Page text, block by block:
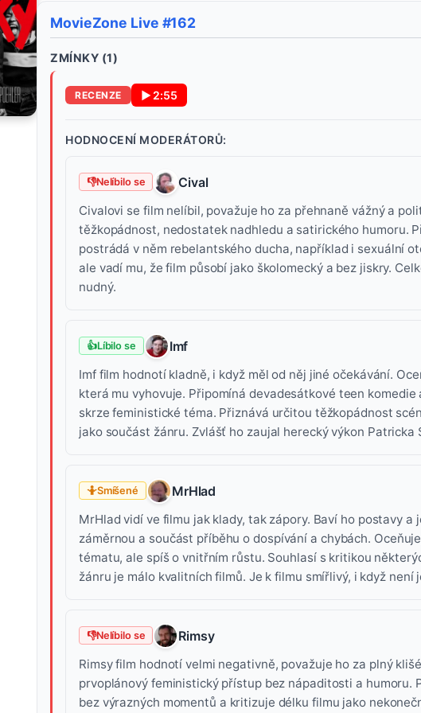
MovieZone Live #162
ZMÍNKY (1)
RECENZE ▶ 2:55
HODNOCENÍ MODERÁTORŮ:
👎Nelíbilo se Cival
Civalovi se film nelíbil, považuje ho za přehnaně vážný a
těžkopádnost, nedostatek nadhledu a satirického humoru.
postrádá v něm rebelantského ducha, například i sexuální
ale vadí mu, že film působí jako školomecký a bez jiskry.
nudný.
👍Líbilo se Imf
Imf film hodnotí kladně, i když měl od něj jiné očekávání.
která mu vyhovuje. Připomíná devadesátkové teen
skrze feministické téma. Přiznává určitou těžkopádnost
jako součást žánru. Zvlášť ho zaujal herecký výkon Patricka
🤷Smíšené MrHlad
MrHlad vidí ve filmu jak klady, tak zápory. Baví ho postavy
záměrnou a součást příběhu o dospívání a chybách.
tématu, ale spíš o vnitřním růstu. Souhlasí s kritikou
žánru je málo kvalitních filmů. Je k filmu smířlivý, i když není
👎Nelíbilo se Rimsy
Rimsy film hodnotí velmi negativně, považuje ho za plný
prvoplánový feministický přístup bez nápaditosti a humoru.
bez výrazných momentů a kritizuje délku filmu jako